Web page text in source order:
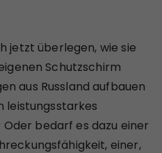
jetzt überlegen, wie sie
Schutzschirm
aus Russland aufbauen
leistungsstarkes
bedarf es dazu einer
einer,